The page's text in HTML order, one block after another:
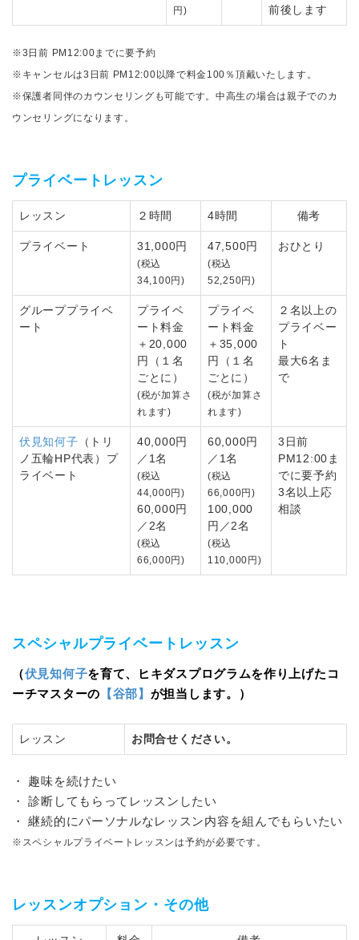
円)
前後します
※3日前 PM12:00までに要予約
※キャンセルは3日前 PM12:00以降で料金100％頂戴いたします。
※保護者同伴のカウンセリングも可能です。中高生の場合は親子でのカ
ウンセリングになります。
プライベートレッスン
レッスン ２時間 4時間 備考
プライベート 31,000円
(税込
34,100円)
47,500円
(税込
52,250円)
おひとり
グループプライベ
ート
プライベ
ート料金
＋20,000
円（１名
ごとに）
(税が加算さ
れます)
プライベ
ート料金
＋35,000
円（１名
ごとに）
(税が加算さ
れます)
２名以上の
プライベー
ト
最大6名ま
で
伏見知何子 （トリ
ノ五輪HP代表）プ
ライベート
40,000円
／1名
(税込
44,000円)
60,000円
／2名
(税込
66,000円)
60,000円
／1名
(税込
66,000円)
100,000
円／2名
(税込
110,000円)
3日前
PM12:00ま
でに要予約
3名以上応
相談
スペシャルプライベートレッスン
（伏見知何子を育て、ヒキダスプログラムを作り上げたコ
ーチマスターの 【谷部】 が担当します。）
レッスン お問合せください。
・ 趣味を続けたい
・ 診断してもらってレッスンしたい
・ 継続的にパーソナルなレッスン内容を組んでもらいたい
※スペシャルプライベートレッスンは予約が必要です。
レッスンオプション・その他